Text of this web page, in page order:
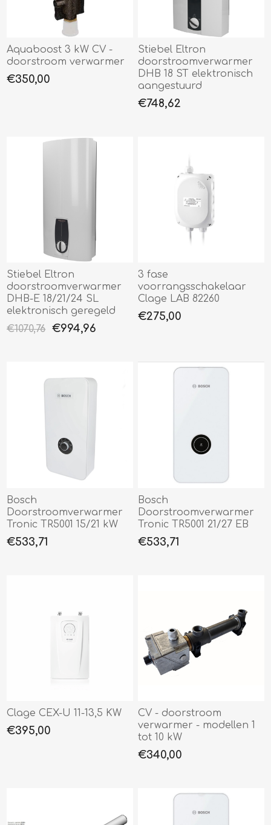
Aquaboost 3 kW CV -
doorstroom verwarmer
€350,00
Stiebel Eltron
doorstroomverwarmer
DHB 18 ST elektronisch
aangestuurd
€748,62
Stiebel Eltron
doorstroomverwarmer
DHB-E 18/21/24 SL
elektronisch geregeld
€1070,76
€994,96
3 fase
voorrangsschakelaar
Clage LAB 82260
€275,00
Bosch
Doorstroomverwarmer
Tronic TR5001 15/21 kW
€533,71
Bosch
Doorstroomverwarmer
Tronic TR5001 21/27 EB
€533,71
Clage CEX-U 11-13,5 KW
€395,00
CV - doorstroom
verwarmer - modellen 1
tot 10 kW
€340,00